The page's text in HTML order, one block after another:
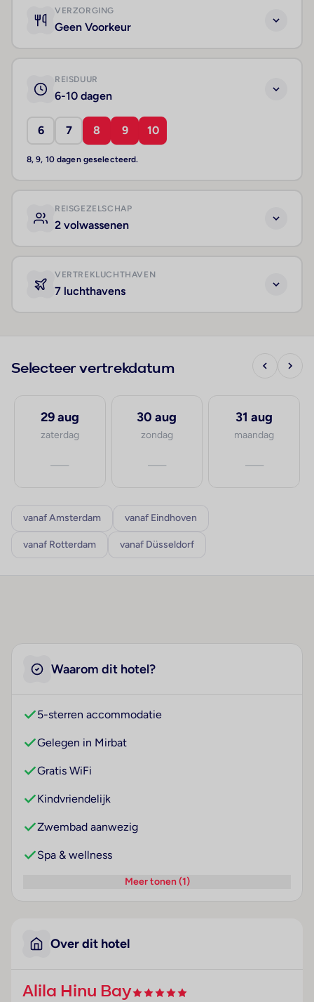
VERZORGING
Geen Voorkeur
REISDUUR
6-10 dagen
6 7 8 9 10
8, 9, 10 dagen geselecteerd.
REISGEZELSCHAP
2 volwassenen
VERTREKLUCHTHAVEN
7 luchthavens
Selecteer vertrekdatum
29 aug
zaterdag
—
30 aug
zondag
—
31 aug
maandag
—
vanaf Amsterdam vanaf Eindhoven
vanaf Rotterdam vanaf Düsseldorf
Waarom dit hotel?
5-sterren accommodatie
Gelegen in Mirbat
Gratis WiFi
Kindvriendelijk
Zwembad aanwezig
Spa & wellness
Meer tonen (1)
Over dit hotel
Alila Hinu Bay